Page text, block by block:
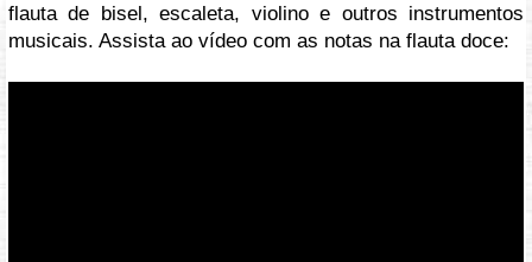
flauta de bisel, escaleta, violino e outros instrumentos
musicais. Assista ao vídeo com as notas na flauta doce: